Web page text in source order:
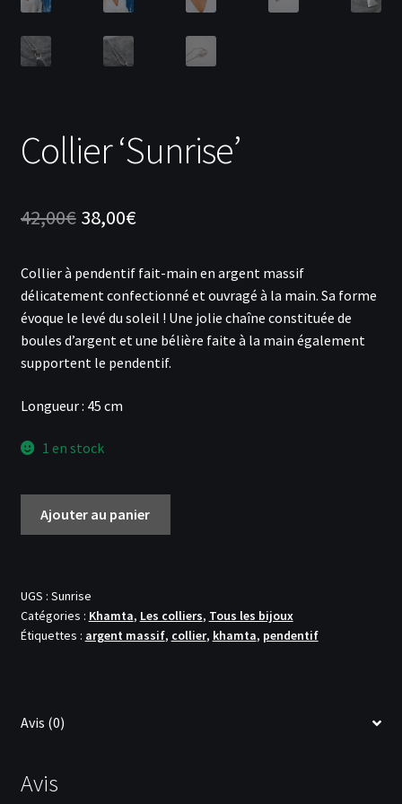
Collier ‘Sunrise’
42,00€ Le
initial
était :
42,00€.
38,00€Le
actuel
est :
38,00€.
Collier à pendentif fait-main en argent massif
délicatement confectionné et ouvragé à la main. Sa forme
évoque le levé du soleil ! Une jolie chaîne constituée de
boules d’argent et une bélière faite à la main également
supportent le pendentif.
Longueur : 45 cm
1 en stock
Ajouter au panier
UGS : Sunrise
Catégories : Khamta, Les colliers, Tous les bijoux
Étiquettes : argent massif, collier, khamta, pendentif
Avis (0)
Avis